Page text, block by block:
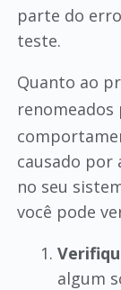
parte do
teste.
Quanto ao
renomeados
causado por
no seu
você pode
algum